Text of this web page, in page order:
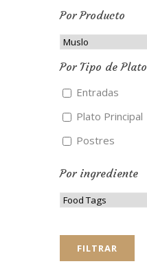
Por Producto
Por Tipo de Plato
Entradas
Plato Principal
Postres
Por ingrediente